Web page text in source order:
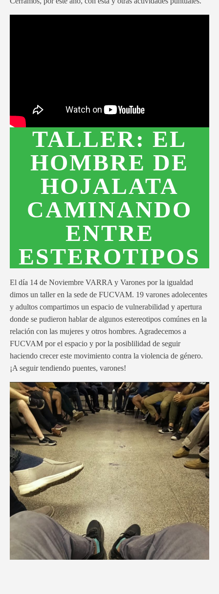
TALLER: EL
HOMBRE DE
HOJALATA
CAMINANDO
ENTRE
ESTEROTIPOS
El día 14 de Noviembre VARRA y Varones por la igualdad
dimos un taller en la sede de FUCVAM. 19 varones adolecentes
y adultos compartimos un espacio de vulnerabilidad y apertura
donde se pudieron hablar de algunos estereotipos comúnes en la
relación con las mujeres y otros hombres. Agradecemos a
FUCVAM por el espacio y por la posiblilidad de seguir
haciendo crecer este movimiento contra la violencia de género.
¡A seguir tendiendo puentes, varones!